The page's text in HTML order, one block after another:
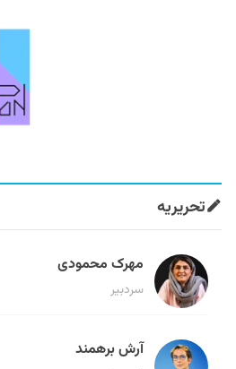
تحریریه
مهرک محمودی
سردبیر
آرش برهمند